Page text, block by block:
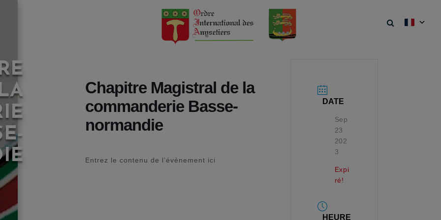
Chapitre Magistral de la
commanderie Basse-
normandie
Entrez le contenu de l’évènement ici
DATE
Sep
23
202
3
Expi
ré!
HEURE